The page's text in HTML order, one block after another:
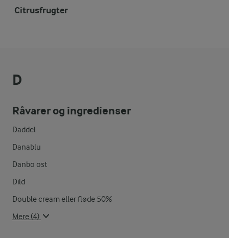
Citrusfrugter
D
Råvarer og ingredienser
Daddel
Danablu
Danbo ost
Dild
Double cream eller fløde 50%
Mere (4)